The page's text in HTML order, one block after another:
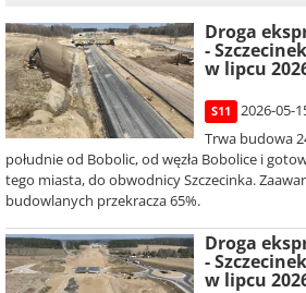
Droga
-
w lipcu
S11
2026-05-
Trwa budowa
południe od Bobolic, od węzła Bobolice i
tego miasta, do obwodnicy Szczecinka.
budowlanych przekracza 65%.
Droga
-
w lipcu